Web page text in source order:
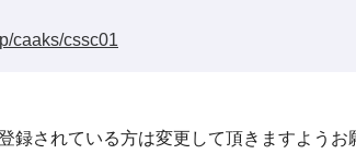
caaks/cssc01
録されている方は変更して頂きますようお